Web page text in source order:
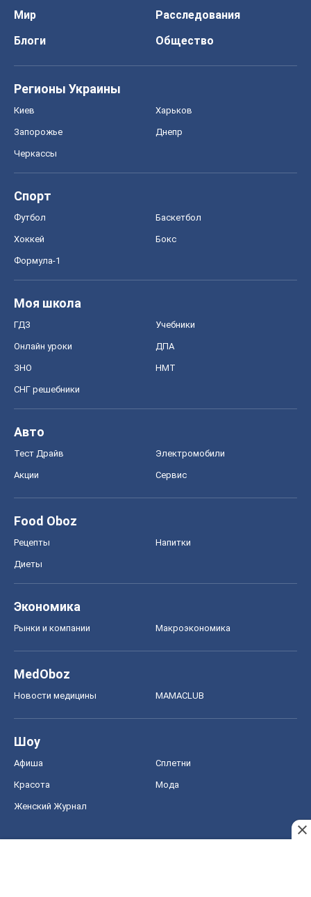
Мир
Расследования
Блоги
Общество
Регионы Украины
Киев Харьков
Запорожье Днепр
Черкассы
Спорт
Футбол Баскетбол
Хоккей Бокс
Формула-1
Моя школа
ГДЗ Учебники
Онлайн уроки ДПА
ЗНО НМТ
СНГ решебники
Авто
Тест Драйв Электромобили
Акции Сервис
Food Oboz
Рецепты Напитки
Диеты
Экономика
Рынки и компании Mакроэкономика
MedOboz
Новости медицины MAMACLUB
Шоу
Афиша Сплетни
Красота Мода
Женский Журнал